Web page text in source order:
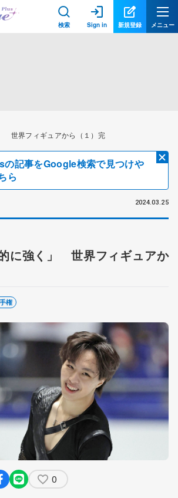
検索 Sign in 新規登録 メニュー
世界フィギュアから（１）完
記事をGoogle検索で見つけや
ら
2024.03.25
に強く」 世界フィギュアか
権
0